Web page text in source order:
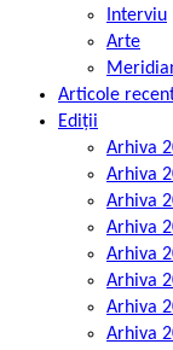
Interviu
Arte
Articole
Ediții
Arhiva
Arhiva
Arhiva
Arhiva
Arhiva
Arhiva
Arhiva
Arhiva